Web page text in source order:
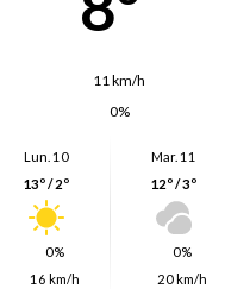
11 km/h
0%
Lun. 10
13º / 2º
0%
16 km/h
Mar. 11
12º / 3º
0%
20 km/h